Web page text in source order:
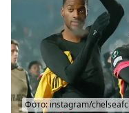
Фото: instagram/chelseafc